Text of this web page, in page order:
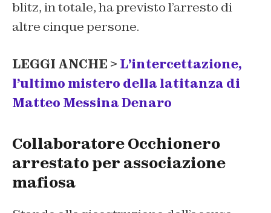
blitz, in totale, ha previsto l’arresto di
altre cinque persone.
LEGGI ANCHE > L’intercettazione,
l’ultimo mistero della latitanza di
Matteo Messina Denaro
Collaboratore Occhionero
arrestato per associazione
mafiosa